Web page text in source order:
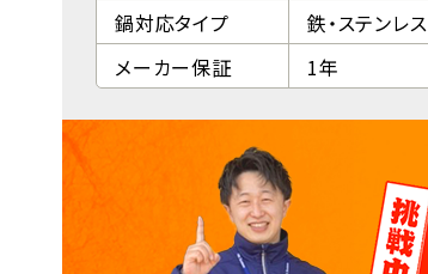
鍋対応タイプ
鉄・ステンレス
メーカー保証
1年